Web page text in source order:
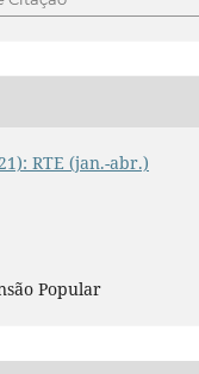
RTE (jan.-abr.)
Popular